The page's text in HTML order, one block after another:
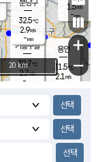
용인
31.5℃
2.1 m/s
1.5m/s
-mm
기흥구갈
32.7℃
2.7m/s
-
분당구
32.5℃
2.9m/s
-mm
+
−
20 km